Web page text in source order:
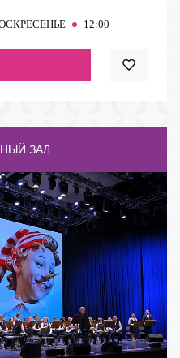
12:00
ЗАЛ